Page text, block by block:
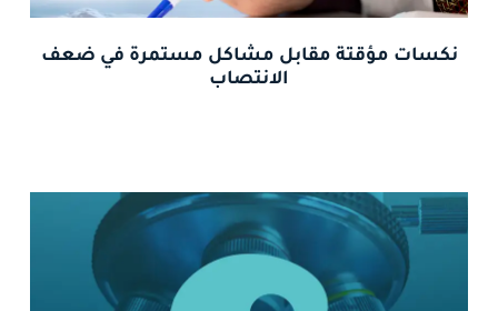
نكسات مؤقتة مقابل مشاكل مستمرة في ضعف
الانتصاب